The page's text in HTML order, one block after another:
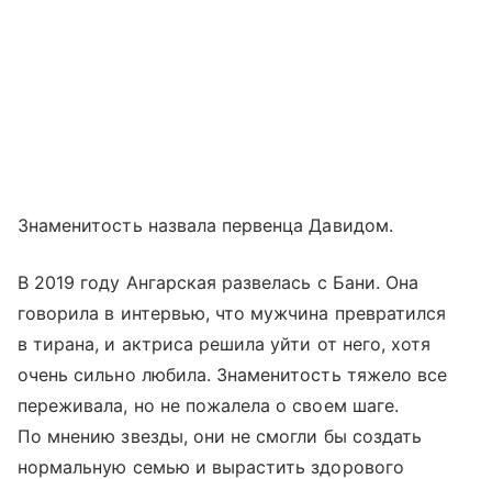
Знаменитость назвала первенца Давидом.
В 2019 году Ангарская развелась с Бани. Она
говорила в интервью, что мужчина превратился
в тирана, и актриса решила уйти от него, хотя
очень сильно любила. Знаменитость тяжело все
переживала, но не пожалела о своем шаге.
По мнению звезды, они не смогли бы создать
нормальную семью и вырастить здорового